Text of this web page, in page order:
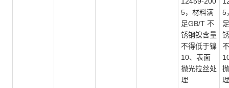
5，材料满
足GB/T 不
锈钢镍含量
不得低于镍
10、表面
抛光拉丝处
理
5
理